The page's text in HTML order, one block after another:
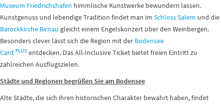
Museum Friedrichshafen himmlische Kunstwerke bewundern lassen.
Kunstgenuss und lebendige Tradition findet man im Schloss Salem und die
Barockkirche Birnau gleicht einem Engelskonzert über den Weinbergen.
Besonders clever lässt sich die Region mit der Bodensee
Card PLUS entdecken. Das All-Inclusive Ticket bietet freien Eintritt zu
zahlreichen Ausflugszielen.
Städte und Regionen begrüßen Sie am Bodensee
Alte Städte, die sich ihren historischen Charakter bewahrt haben, findet